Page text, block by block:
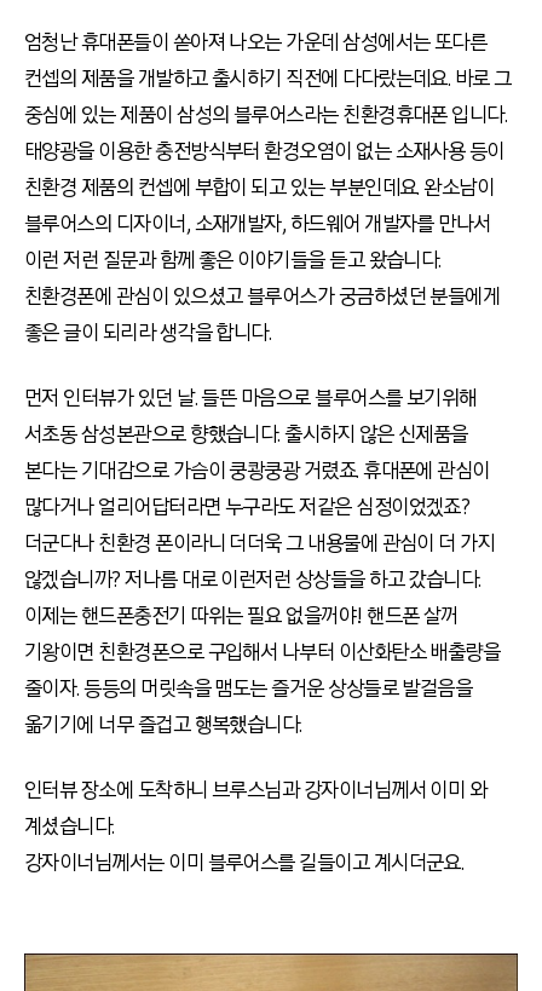
엄청난 휴대폰들이 쏟아져 나오는 가운데 삼성에서는 또다른
컨셉의 제품을 개발하고 출시하기 직전에 다다랐는데요. 바로 그
중심에 있는 제품이 삼성의 블루어스라는 친환경휴대폰 입니다.
태양광을 이용한 충전방식부터 환경오염이 없는 소재사용 등이
친환경 제품의 컨셉에 부합이 되고 있는 부분인데요. 완소남이
블루어스의 디자이너, 소재개발자, 하드웨어 개발자를 만나서
이런 저런 질문과 함께 좋은 이야기들을 듣고 왔습니다.
친환경폰에 관심이 있으셨고 블루어스가 궁금하셨던 분들에게
좋은 글이 되리라 생각을 합니다.
먼저 인터뷰가 있던 날. 들뜬 마음으로 블루어스를 보기위해
서초동 삼성본관으로 향했습니다. 출시하지 않은 신제품을
본다는 기대감으로 가슴이 쿵쾅쿵광 거렸죠. 휴대폰에 관심이
많다거나 얼리어답터라면 누구라도 저같은 심정이었겠죠?
더군다나 친환경 폰이라니 더더욱 그 내용물에 관심이 더 가지
않겠습니까? 저나름 대로 이런저런 상상들을 하고 갔습니다.
이제는 핸드폰충전기 따위는 필요 없을꺼야! 핸드폰 살꺼
기왕이면 친환경폰으로 구입해서 나부터 이산화탄소 배출량을
줄이자. 등등의 머릿속을 맴도는 즐거운 상상들로 발걸음을
옮기기에 너무 즐겁고 행복했습니다.
인터뷰 장소에 도착하니 브루스님과 강자이너님께서 이미 와
계셨습니다.
강자이너님께서는 이미 블루어스를 길들이고 계시더군요.